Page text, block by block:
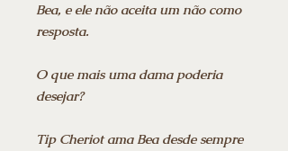
Bea, e ele não aceita um não como
resposta.
O que mais uma dama poderia
desejar?
Tip Cheriot ama Bea desde sempre